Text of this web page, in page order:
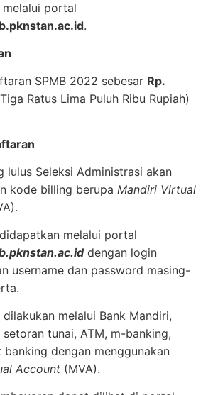
portal
.
SPMB 2022 sebesar Rp.
Ratus Lima Puluh Ribu Rupiah)
lulus Seleksi Administrasi akan
kode billing berupa Mandiri Virtual
melalui portal
dengan login
username dan password masing-
dilakukan melalui Bank Mandiri,
tunai, ATM, m-banking,
dengan menggunakan
Account (MVA).